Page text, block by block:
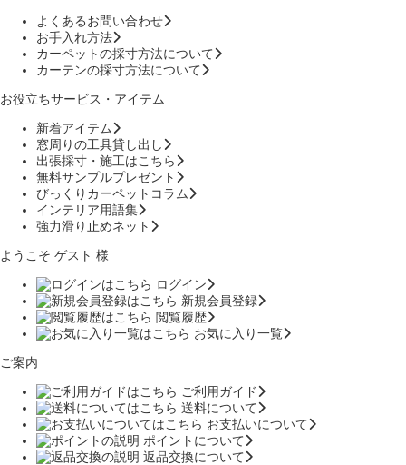
よくあるお問い合わせ
お手入れ方法
カーペットの採寸方法について
カーテンの採寸方法について
お役立ちサービス・アイテム
新着アイテム
窓周りの工具貸し出し
出張採寸・施工はこちら
無料サンプルプレゼント
びっくりカーペットコラム
インテリア用語集
強力滑り止めネット
ようこそ ゲスト 様
ログイン
新規会員登録
閲覧履歴
お気に入り一覧
ご案内
ご利用ガイド
送料について
お支払いについて
ポイントについて
返品交換について